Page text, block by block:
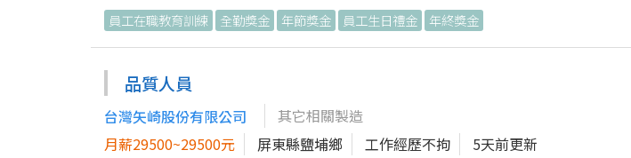
員工在職教育訓練 全勤獎金 年節獎金 員工生日禮金 年終獎金
品質人員
台灣矢崎股份有限公司
其它相關製造
月薪29500~29500元
屏東縣鹽埔鄉 工作經歷不拘
5天前更新